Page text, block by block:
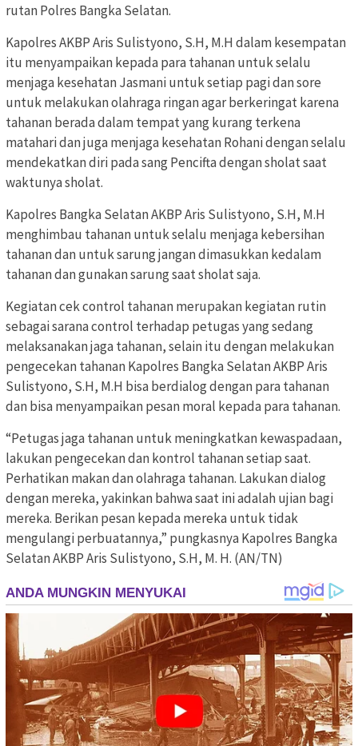
rutan Polres Bangka Selatan.
Kapolres AKBP Aris Sulistyono, S.H, M.H dalam kesempatan
itu menyampaikan kepada para tahanan untuk selalu
menjaga kesehatan Jasmani untuk setiap pagi dan sore
untuk melakukan olahraga ringan agar berkeringat karena
tahanan berada dalam tempat yang kurang terkena
matahari dan juga menjaga kesehatan Rohani dengan selalu
mendekatkan diri pada sang Pencifta dengan sholat saat
waktunya sholat.
Kapolres Bangka Selatan AKBP Aris Sulistyono, S.H, M.H
menghimbau tahanan untuk selalu menjaga kebersihan
tahanan dan untuk sarung jangan dimasukkan kedalam
tahanan dan gunakan sarung saat sholat saja.
Kegiatan cek control tahanan merupakan kegiatan rutin
sebagai sarana control terhadap petugas yang sedang
melaksanakan jaga tahanan, selain itu dengan melakukan
pengecekan tahanan Kapolres Bangka Selatan AKBP Aris
Sulistyono, S.H, M.H bisa berdialog dengan para tahanan
dan bisa menyampaikan pesan moral kepada para tahanan.
“Petugas jaga tahanan untuk meningkatkan kewaspadaan,
lakukan pengecekan dan kontrol tahanan setiap saat.
Perhatikan makan dan olahraga tahanan. Lakukan dialog
dengan mereka, yakinkan bahwa saat ini adalah ujian bagi
mereka. Berikan pesan kepada mereka untuk tidak
mengulangi perbuatannya,” pungkasnya Kapolres Bangka
Selatan AKBP Aris Sulistyono, S.H, M. H. (AN/TN)